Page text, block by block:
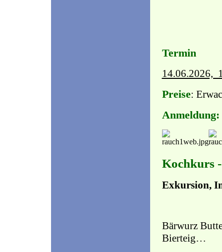
Termin
14.06.2026,
Preise:
Anmeldung:
Kochkurs
Exkursion,
Bärwurz
Bierteig…